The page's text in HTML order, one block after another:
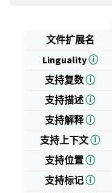
文件扩展名
Lingualityⓘ
支持复数ⓘ
支持描述ⓘ
支持解释ⓘ
支持上下文ⓘ
支持位置ⓘ
支持标记ⓘ